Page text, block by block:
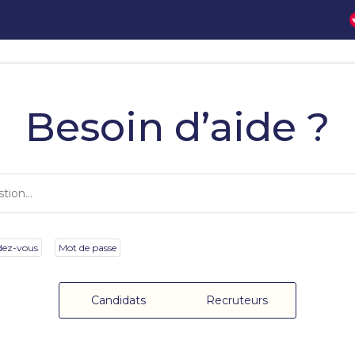
Besoin d’aide ?
vous Mot de passe
Candidats Recruteurs